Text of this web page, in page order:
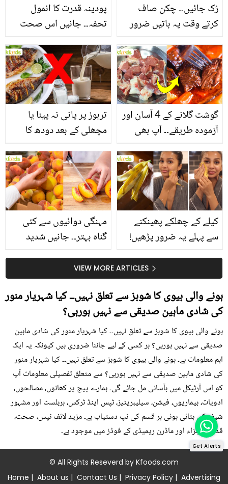
پودینہ قدرت کا انمول
تحفہ۔۔ جانیں اس صحت
انگیز طبی فوائد
رُک جائیں۔۔ چکن صاف
کرتے وقت یہ باتیں ضرور
تربوز پر پانی نہ پینا یا
مچھلی کے بعد دودھ کا
سے متعلق غلط فہمیوں کی
حقیقت کیا ہے اور افواہ
کیا؟
گوشت گلانے کے 4 آسان اور
آزمودہ طریقے۔۔ آپ بھی
بتائے راز
مہنگی دوائیوں سے کئی
گناہ بہتر۔۔ جانیں شدید
کیوں کھانا چاہیے؟
کیلے کے چھلکے پھینکنے
سے پہلے یہ ضرور پڑھیں!
سستا اور قدرتی حلVIEW MORE ARTICLES
ہونے والی بیوی کا شوبز سے تعلق نہیں۔۔ کیا شہریار منور
کی شادی ماہین صدیقی سے نہیں ہورہی؟
ہونے والی بیوی کا شوبز سے تعلق نہیں۔۔ کیا شہریار منور کی شادی ماہین
صدیقی سے نہیں ہورہی؟ ہر کسی کے لیے جاننا ضروری ہیں کیونکہ یہ ایک
اہم معلومات ہے۔ ہونے والی بیوی کا شوبز سے تعلق نہیں۔۔ کیا شہریار منور
کی شادی ماہین صدیقی سے نہیں ہورہی؟ سے متعلق تفصیلی معلومات آپ
کو اس آرٹیکل میں بآسانی مل جائے گی۔ ہمارے پیج پر کھانوں، مصالحوں،
ادویات، بیماریوں، فیشن، سیلیبریٹیز، ٹپس اینڈ ٹرکس، ہربلسٹ اور مشہور
شیف کی بتائی ہوئی ہر قسم کی ٹپ دستیاب ہے۔ مزید لائف ٹپس، صحت،
قدرتی اجزاء اور ماڈرن ریمیڈی کے فوڈز میں موجود ہے۔
© All Rights Reseverd by Kfoods.com
Home | About us | Contact Us | Privacy Policy | Advertising
Get Alerts